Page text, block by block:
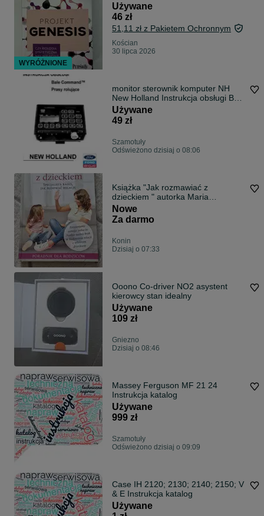
Używane
46 zł
51,11 zł z Pakietem Ochronnym
Kościan
30 lipca 2026
monitor sterownik komputer NH
New Holland Instrukcja obsługi Bale
Command @@@
Używane
49 zł
Szamotuły
Odświeżono dzisiaj o 08:06
Książka "Jak rozmawiać z
dzieckiem " autorka Maria
Boguszewska
Nowe
Za darmo
Konin
Dzisiaj o 07:33
Ooono Co-driver NO2 asystent
kierowcy stan idealny
Używane
109 zł
Gniezno
Dzisiaj o 08:46
Massey Ferguson MF 21 24
Instrukcja katalog
Używane
999 zł
Szamotuły
Odświeżono dzisiaj o 09:09
Case IH 2120; 2130; 2140; 2150; V
& E Instrukcja katalog
Używane
WYRÓŻNIONE